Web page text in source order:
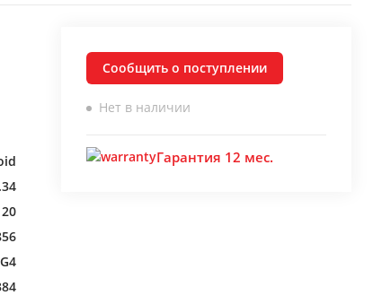
Сообщить о поступлении
Нет в наличии
Гарантия 12 мес.